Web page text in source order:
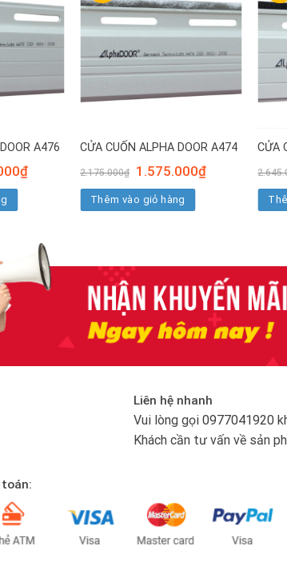
A476
₫Giá
1.345.000₫.
CỬA CUỐN ALPHA DOOR A474
2.175.000₫
Giá
gốc
là:
2.175.000₫.
1.575.000₫Giá
hiện
1.575.000₫.
Thêm vào giỏ hàng
CỬA
Liên hệ nhanh
Vui lòng gọi0977041920
Khách cần tư vấn về sản
toán: